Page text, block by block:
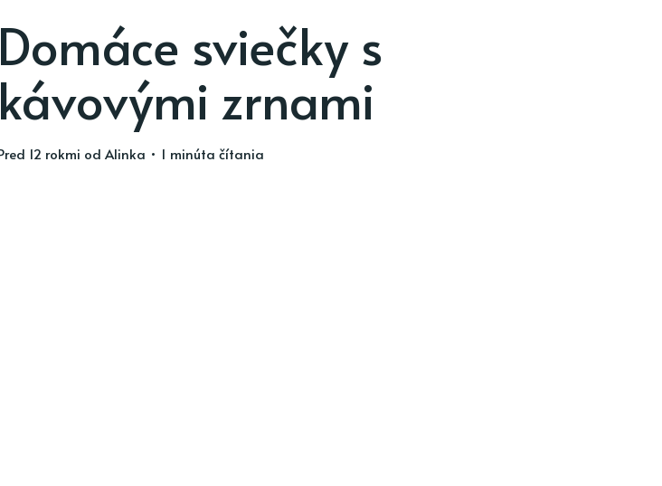
Domáce sviečky s
kávovými zrnami
pred 12 rokmi od Alinka • 1 minúta čítania